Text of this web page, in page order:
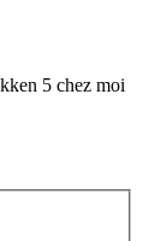
5 chez moi